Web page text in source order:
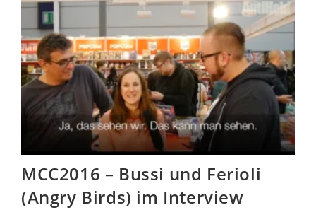
MCC2016 – Bussi und Ferioli
(Angry Birds) im Interview